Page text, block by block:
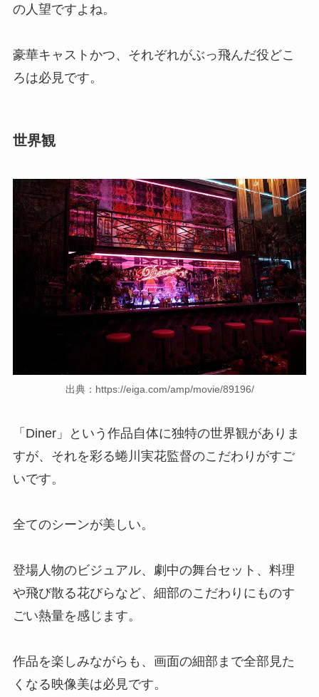
の人望ですよね。
豪華キャストかつ、それぞれがぶっ飛んだ役どこ
ろは必見です。
世界観
出典：https://eiga.com/amp/movie/89196/
「Diner」という作品自体に独特の世界観がありま
すが、それを彩る蜷川実花監督のこだわりがすご
いです。
全てのシーンが美しい。
登場人物のビジュアル、劇中の舞台セット、料理
や飛び散る花びらなど、細部のこだわりにものす
ごい熱量を感じます。
作品を楽しみながらも、画面の細部まで全部見た
くなる映像美は必見です。